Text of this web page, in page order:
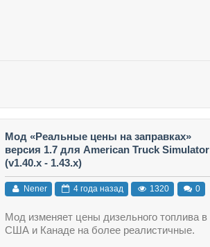
Мод «Реальные цены на заправках»
версия 1.7 для American Truck Simulator
(v1.40.x - 1.43.x)
Nener 4 года назад 1320 0
Мод изменяет цены дизельного топлива в
США и Канаде на более реалистичные.